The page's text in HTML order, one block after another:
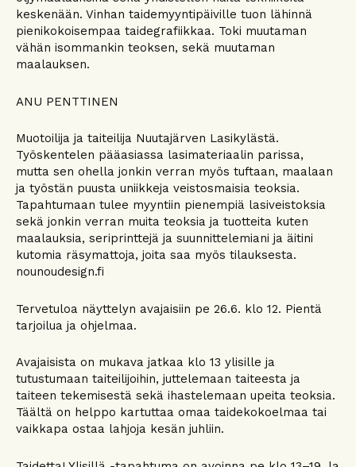
keskenään. Vinhan taidemyyntipäiville tuon lähinnä
pienikokoisempaa taidegrafiikkaa. Toki muutaman
vähän isommankin teoksen, sekä muutaman
maalauksen.
ANU PENTTINEN
Muotoilija ja taiteilija Nuutajärven Lasikylästä.
Työskentelen pääasiassa lasimateriaalin parissa,
mutta sen ohella jonkin verran myös tuftaan, maalaan
ja työstän puusta uniikkeja veistosmaisia teoksia.
Tapahtumaan tulee myyntiin pienempiä lasiveistoksia
sekä jonkin verran muita teoksia ja tuotteita kuten
maalauksia, seriprinttejä ja suunnittelemiani ja äitini
kutomia räsymattoja, joita saa myös tilauksesta.
nounoudesign.fi
Tervetuloa näyttelyn avajaisiin pe 26.6. klo 12. Pientä
tarjoilua ja ohjelmaa.
Avajaisista on mukava jatkaa klo 13 ylisille ja
tutustumaan taiteilijoihin, juttelemaan taiteesta ja
taiteen tekemisestä sekä ihastelemaan upeita teoksia.
Täältä on helppo kartuttaa omaa taidekokoelmaa tai
vaikkapa ostaa lahjoja kesän juhliin.